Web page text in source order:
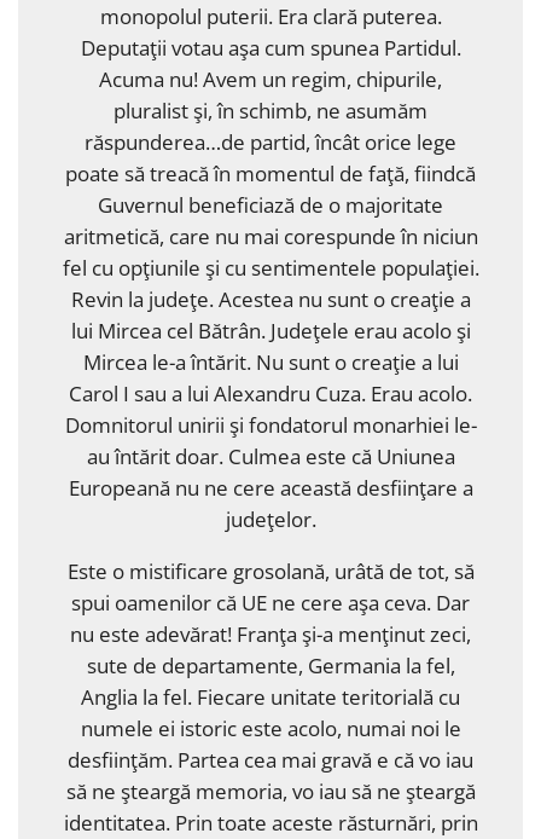
monopolul puterii. Era clară puterea.
Deputaţii votau aşa cum spunea Partidul.
Acuma nu! Avem un regim, chipurile,
pluralist şi, în schimb, ne asumăm
răspunderea…de partid, încât orice lege
poate să treacă în momentul de faţă, fiindcă
Guvernul beneficiază de o majoritate
aritmetică, care nu mai corespunde în niciun
fel cu opţiunile şi cu sentimentele populaţiei.
Revin la judeţe. Acestea nu sunt o creaţie a
lui Mircea cel Bătrân. Judeţele erau acolo şi
Mircea le-a întărit. Nu sunt o creaţie a lui
Carol I sau a lui Alexandru Cuza. Erau acolo.
Domnitorul unirii şi fondatorul monarhiei le-
au întărit doar. Culmea este că Uniunea
Europeană nu ne cere această desfiinţare a
judeţelor.
Este o mistificare grosolană, urâtă de tot, să
spui oamenilor că UE ne cere aşa ceva. Dar
nu este adevărat! Franţa şi-a menţinut zeci,
sute de departamente, Germania la fel,
Anglia la fel. Fiecare unitate teritorială cu
numele ei istoric este acolo, numai noi le
desfiinţăm. Partea cea mai gravă e că vo iau
să ne şteargă memoria, vo iau să ne şteargă
identitatea. Prin toate aceste răsturnări, prin